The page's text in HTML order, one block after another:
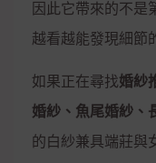
因此它帶來的不是
越看越能發現細節
如果正在尋找婚紗
婚紗、魚尾婚紗、
的白紗兼具端莊與